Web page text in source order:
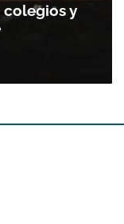
colegios y